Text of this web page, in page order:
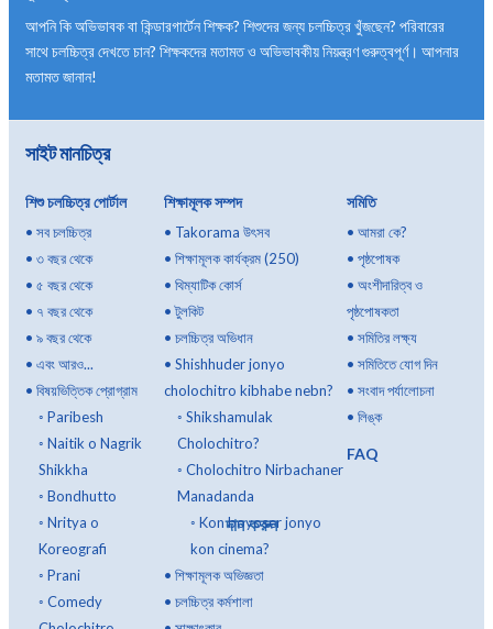
দান করুন
আপনি কি অভিভাবক বা কিন্ডারগার্টেন শিক্ষক? শিশুদের জন্য চলচ্চিত্র খুঁজছেন? পরিবারের
সাথে চলচ্চিত্র দেখতে চান? শিক্ষকদের মতামত ও অভিভাবকীয় নিয়ন্ত্রণ গুরুত্বপূর্ণ। আপনার
মতামত জানান!
সাইট মানচিত্র
শিশু চলচ্চিত্র পোর্টাল
• সব চলচ্চিত্র
• ৩ বছর থেকে
• ৫ বছর থেকে
• ৭ বছর থেকে
• ৯ বছর থেকে
• এবং আরও...
• বিষয়ভিত্তিক প্রোগ্রাম
◦ Paribesh
◦ Naitik o Nagrik
Shikkha
◦ Bondhutto
◦ Nritya o
Koreografi
◦ Prani
◦ Comedy
শিক্ষামূলক সম্পদ
• Takorama উৎসব
• শিক্ষামূলক কার্যক্রম (250)
• থিম্যাটিক কোর্স
•টুলকিট
• চলচ্চিত্র অভিধান
• Shishhuder jonyo
cholochitro kibhabe nebn?
◦ Shikshamulak
Cholochitro?
◦ Cholochitro Nirbachaner
Manadanda
◦ Kon boyoser jonyo
kon cinema?
• শিক্ষামূলক অভিজ্ঞতা
• চলচ্চিত্র কর্মশালা
সমিতি
•আমরা কে?
•পৃষ্ঠপোষক
•অংশীদারিত্ব ও
পৃষ্ঠপোষকতা
•সমিতির লক্ষ্য
•সমিতিতে যোগ দিন
•সংবাদ পর্যালোচনা
•লিঙ্ক
FAQ